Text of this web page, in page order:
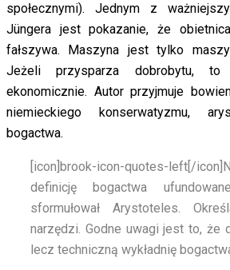
społecznymi). Jednym z
Jüngera jest pokazanie, że
fałszywa. Maszyna jest tylko
Jeżeli przysparza dobrobytu, to
ekonomicznie. Autor przyjmuje
niemieckiego konserwatyzmu,
bogactwa.
[icon]brook-icon-quotes-left[/icon]
definicję bogactwa
sformułował Arystoteles.
narzędzi. Godne uwagi jest to, że
lecz techniczną wykładnię